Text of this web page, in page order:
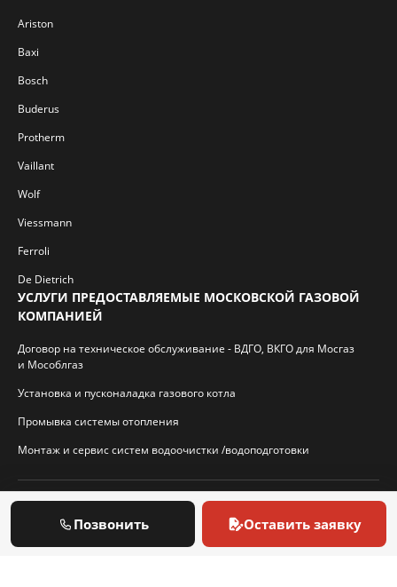
Ariston
Baxi
Bosch
Buderus
Protherm
Vaillant
Wolf
Viessmann
Ferroli
De Dietrich
УСЛУГИ ПРЕДОСТАВЛЯЕМЫЕ МОСКОВСКОЙ ГАЗОВОЙ
КОМПАНИЕЙ
Договор на техническое обслуживание - ВДГО, ВКГО для Мосгаз
и Мособлгаз
Установка и пусконаладка газового котла
Промывка системы отопления
Монтаж и сервис систем водоочистки /водоподготовки
© 2026 И.П. Кротиков С.А. Virtbridge.ru
Позвонить Оставить заявку